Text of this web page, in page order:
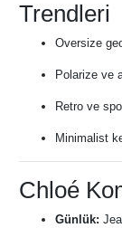
Trendleri
Oversize
Polarize ve
Retro ve
Minimalist
Chloé
Günlük: